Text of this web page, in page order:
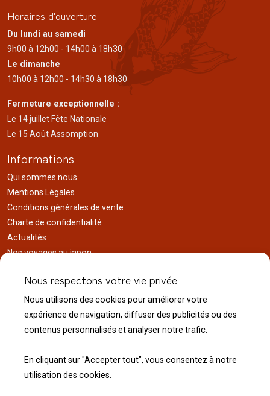
Horaires d'ouverture
Du lundi au samedi
9h00 à 12h00 - 14h00 à 18h30
Le dimanche
10h00 à 12h00 - 14h30 à 18h30
Fermeture exceptionnelle :
Le 14 juillet Fête Nationale
Le 15 Août Assomption
Informations
Qui sommes nous
Mentions Légales
Conditions générales de vente
Charte de confidentialité
Actualités
Nos voyages au japon
Liens utiles
Service client
Nous contacter
Modalité de retour
Nous respectons votre vie privée
Nous utilisons des cookies pour améliorer votre
expérience de navigation, diffuser des publicités ou des
contenus personnalisés et analyser notre trafic.
En cliquant sur "Accepter tout", vous consentez à notre
utilisation des cookies.